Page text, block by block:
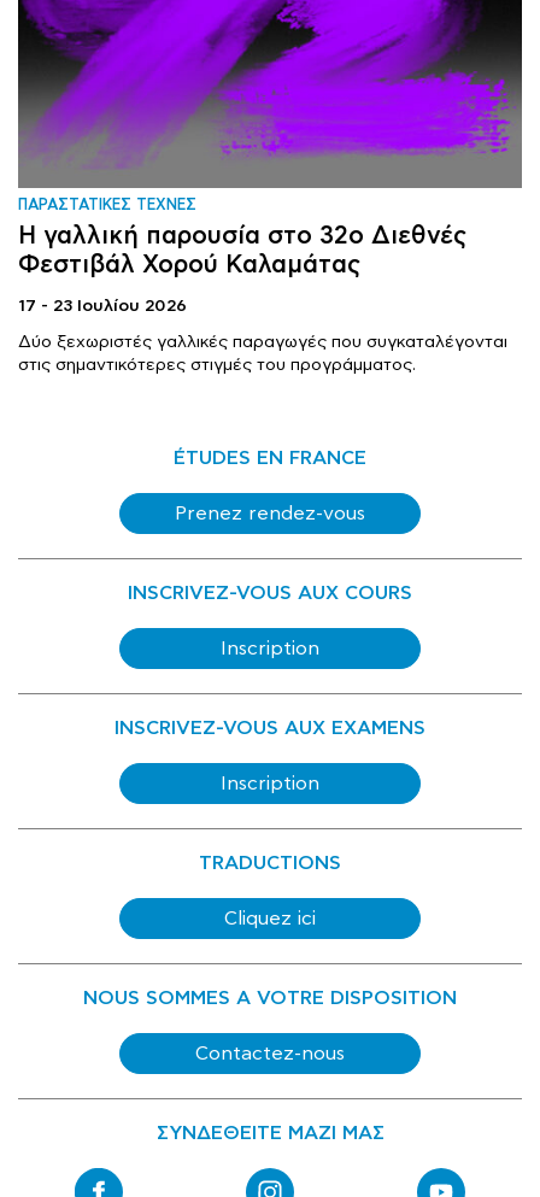
ΠΑΡΑΣΤΑΤΙΚΕΣ ΤΕΧΝΕΣ
Η γαλλική παρουσία στο 32ο Διεθνές
Φεστιβάλ Χορού Καλαμάτας
17 - 23 Ιουλίου 2026
Δύο ξεχωριστές γαλλικές παραγωγές που συγκαταλέγονται
στις σημαντικότερες στιγμές του προγράμματος.
ÉTUDES EN FRANCE
Prenez rendez-vous
INSCRIVEZ-VOUS AUX COURS
Inscription
INSCRIVEZ-VOUS AUX EXAMENS
Inscription
TRADUCTIONS
Cliquez ici
NOUS SOMMES A VOTRE DISPOSITION
Contactez-nous
ΣΥΝΔΕΘΕΙΤΕ ΜΑΖΙ ΜΑΣ